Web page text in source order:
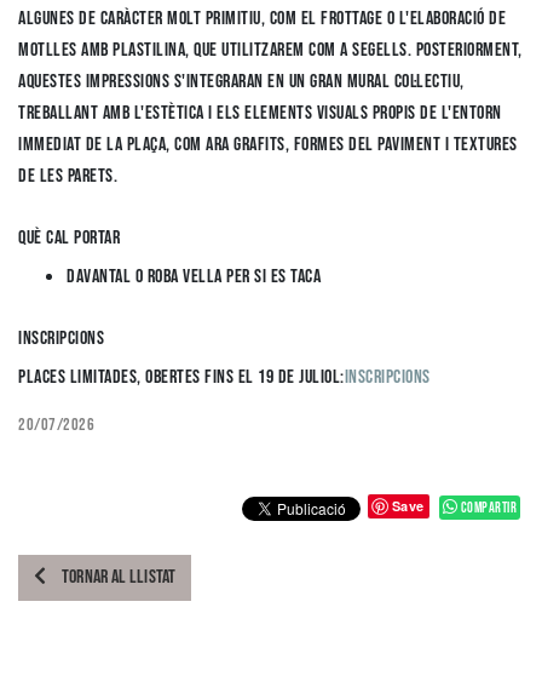
algunes de caràcter molt primitiu, com el frottage o l'elaboració de
motlles amb plastilina, que utilitzarem com a segells. Posteriorment,
aquestes impressions s'integraran en un gran mural col·lectiu,
treballant amb l'estètica i els elements visuals propis de l'entorn
immediat de la plaça, com ara grafits, formes del paviment i textures
de les parets.
Què cal portar
Davantal o roba vella per si es taca
Inscripcions
PLAces limitades, obertes fins el 19 de juliol:INSCRIPCIONS
20/07/2026
Save Compartir
TORNAR AL LLISTAT